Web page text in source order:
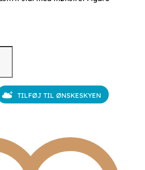
TILFØJ TIL ØNSKESKYEN